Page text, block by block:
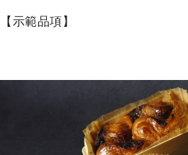
【示範品項】